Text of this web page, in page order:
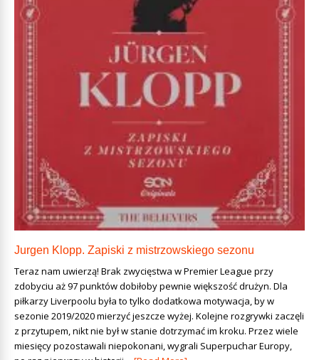
Jurgen Klopp. Zapiski z mistrzowskiego sezonu
Teraz nam uwierzą! Brak zwycięstwa w Premier League przy
zdobyciu aż 97 punktów dobiłoby pewnie większość drużyn. Dla
piłkarzy Liverpoolu była to tylko dodatkowa motywacja, by w
sezonie 2019/2020 mierzyć jeszcze wyżej. Kolejne rozgrywki zaczęli
z przytupem, nikt nie był w stanie dotrzymać im kroku. Przez wiele
miesięcy pozostawali niepokonani, wygrali Superpuchar Europy,